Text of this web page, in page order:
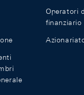
Operatori
finanziario